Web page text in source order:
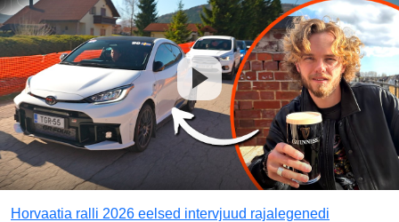
Horvaatia ralli 2026 eelsed intervjuud rajalegenedi